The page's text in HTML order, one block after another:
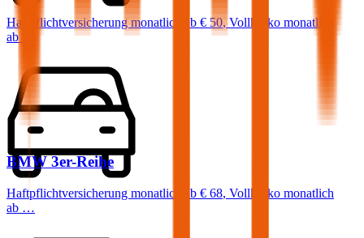
Haftpflichtversicherung monatlich ab € 50,Vollkasko monatlich
ab …
BMW 3er-Reihe
Haftpflichtversicherung monatlich ab € 68, Vollkasko monatlich
ab …